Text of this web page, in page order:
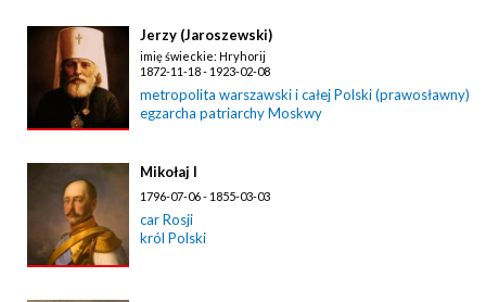
Jerzy (Jaroszewski)
imię świeckie: Hryhorij
1872-11-18 - 1923-02-08
metropolita warszawski i całej Polski (prawosławny)
egzarcha patriarchy Moskwy
Mikołaj I
1796-07-06 - 1855-03-03
car Rosji
król Polski